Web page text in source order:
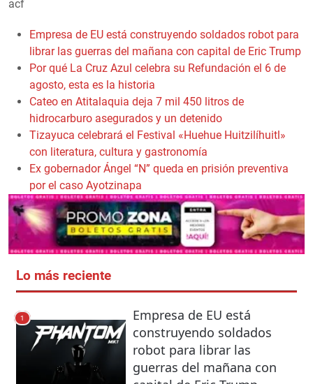
acf
Empresa de EU está construyendo soldados robot para
librar las guerras del mañana con capital de Eric Trump
Por qué La Cruz Azul celebra su Refundación el 6 de
agosto, esta es la historia
Cateo en Atitalaquia deja 7 mil 450 litros de
hidrocarburo asegurados y un detenido
Tizayuca celebrará el Festival «Huehue Huitzilíhuitl»
con literatura, cultura y gastronomía
Ex gobernador Ángel “N” queda en prisión preventiva
por el caso Ayotzinapa
Lo más reciente
1
Empresa de EU está
construyendo soldados
robot para librar las
guerras del mañana con